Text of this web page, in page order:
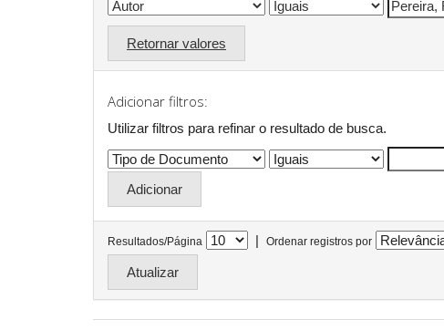
Retornar valores
Adicionar filtros:
Utilizar filtros para refinar o resultado de busca.
Resultados/Página | Ordenar registros por